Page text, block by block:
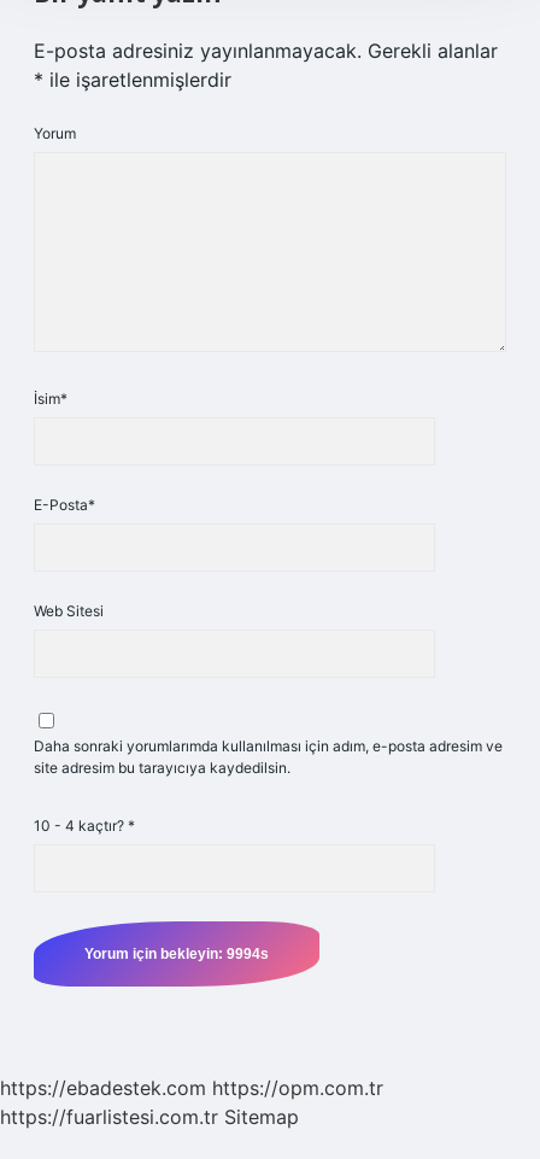
E-posta adresiniz yayınlanmayacak. Gerekli alanlar
* ile işaretlenmişlerdir
Yorum
İsim*
E-Posta*
Web Sitesi
Daha sonraki yorumlarımda kullanılması için adım, e-posta adresim ve
site adresim bu tarayıcıya kaydedilsin.
10 - 4 kaçtır? *
https://ebadestek.com https://opm.com.tr
https://fuarlistesi.com.tr Sitemap